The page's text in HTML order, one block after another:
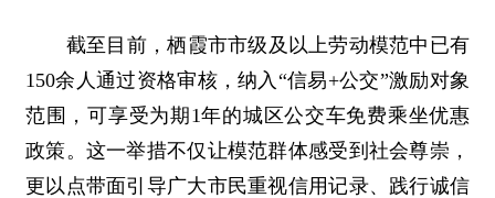
截至目前，栖霞市市级及以上劳动模范中已有
150余人通过资格审核，纳入“信易+公交”激励对象
范围，可享受为期1年的城区公交车免费乘坐优惠
政策。这一举措不仅让模范群体感受到社会尊崇，
更以点带面引导广大市民重视信用记录、践行诚信